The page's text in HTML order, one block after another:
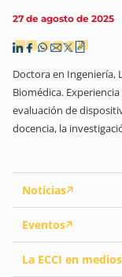
Noticias
Eventos
La ECCI en medios
27 de agosto de 2025
Doctora en Ingeniería,
Biomédica.
evaluación de
docencia, la